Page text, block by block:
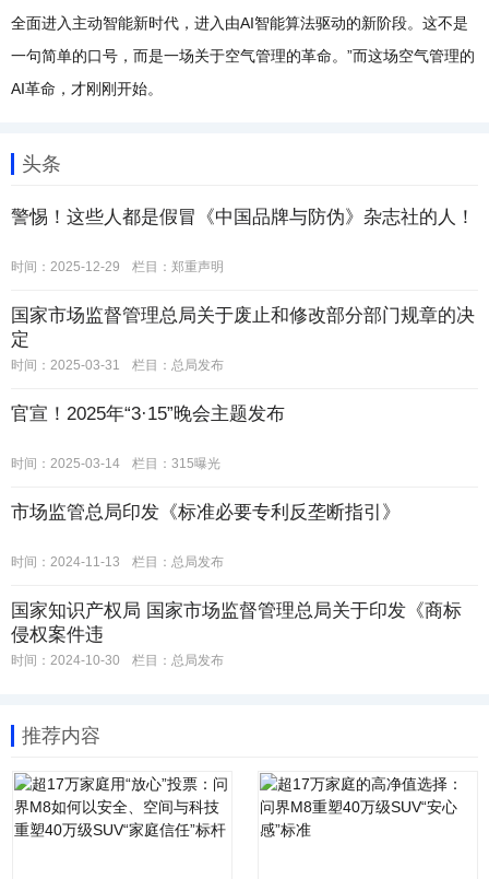
全面进入主动智能新时代，进入由AI智能算法驱动的新阶段。这不是
一句简单的口号，而是一场关于空气管理的革命。”而这场空气管理的
AI革命，才刚刚开始。
头条
警惕！这些人都是假冒《中国品牌与防伪》杂志社的人！
时间：2025-12-29 栏目： 郑重声明
国家市场监督管理总局关于废止和修改部分部门规章的决
定
时间：2025-03-31 栏目： 总局发布
官宣！2025年“3·15”晚会主题发布
时间：2025-03-14 栏目： 315曝光
市场监管总局印发《标准必要专利反垄断指引》
时间：2024-11-13 栏目： 总局发布
国家知识产权局 国家市场监督管理总局关于印发《商标
侵权案件违
时间：2024-10-30 栏目： 总局发布
推荐内容